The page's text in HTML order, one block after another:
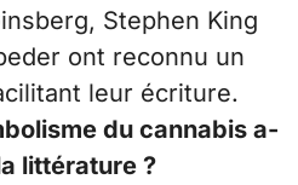
Stephen King
ont reconnu un
leur écriture.
du cannabis a-
littérature ?